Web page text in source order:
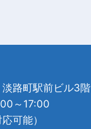
路町駅前ビル3階
～17:00
可能）